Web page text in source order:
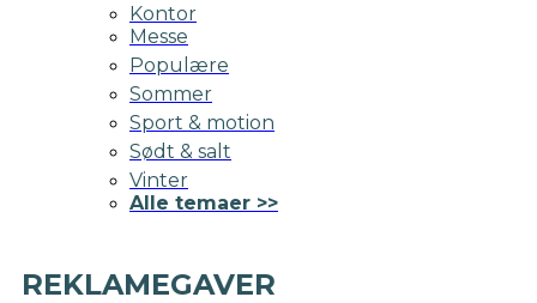
Kontor
Messe
Populære
Sommer
Sport & motion
Sødt & salt
Vinter
Alle temaer >>
REKLAMEGAVER